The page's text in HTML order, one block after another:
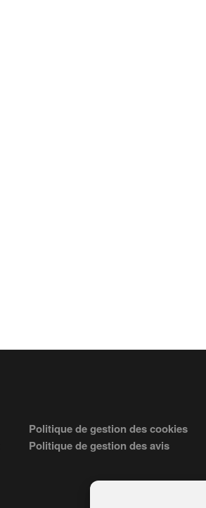
Politique de gestion des cookies
Politique de gestion des avis